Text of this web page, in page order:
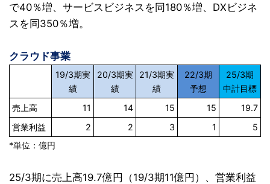
で40％増、サービスビジネスを同180％増、DXビジネ
スを同350％増。
クラウド事業
19/3期実
績
20/3期実
績
21/3期実
績
22/3期
予想
25/3期
中計目標
売上高
11 14 15 15
19.7
営業利益
2 2 3 1
5
*単位：億円
25/3期に売上高19.7億円（19/3期11億円）、営業利益